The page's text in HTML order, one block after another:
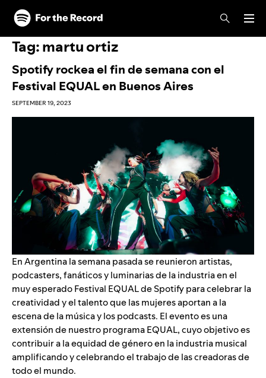
Skip to main content
Skip to footer
Tag:martu ortiz
Spotify rockea el fin de semana con el
Festival EQUAL en Buenos Aires
SEPTEMBER 19, 2023
En Argentina la semana pasada se reunieron artistas,
podcasters, fanáticos y luminarias de la industria en el
muy esperadoFestival EQUALde Spotify para celebrar la
creatividad y el talento que las mujeres aportan a la
escena de la música y los podcasts. El evento es una
extensión de nuestro programa EQUAL, cuyo objetivo es
contribuir a la equidad de género en la industria musical
amplificando y celebrando el trabajo de las creadoras de
todo el mundo.